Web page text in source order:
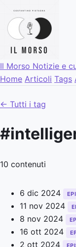
Il Morso Notizie e
Home Articoli Tags
← Tutti i tag
10 contenuti
6 dic 2024
11 nov 2024
8 nov 2024
16 ott 2024
2 ott 2024